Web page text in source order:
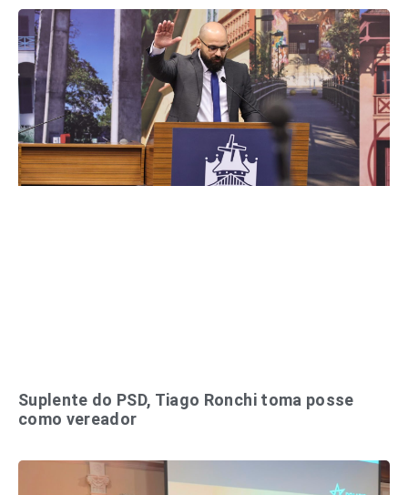
Suplente do PSD, Tiago Ronchi toma posse
como vereador